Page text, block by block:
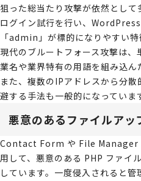
狙った総当たり攻撃が依然とし
ログイン試行を行い、
「admin」が標的になりやすい特
現代のブルートフォース攻撃は
業名や業界特有の用語を組み込ん
また、複数のIPアドレスから分
避する手法も一般的になっていま
悪意のあるファイルアッ
Contact Form や File Manager
用して、悪意のある PHP ファイ
しています。一度侵入されると